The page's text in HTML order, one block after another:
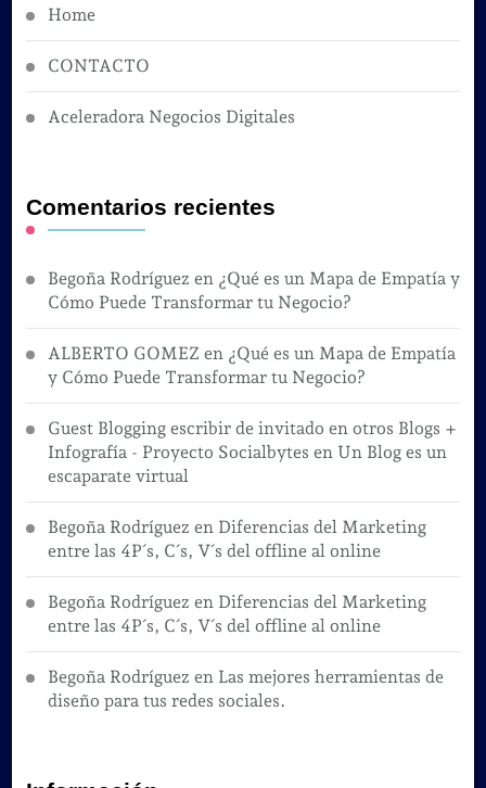
Home
CONTACTO
Aceleradora Negocios Digitales
Comentarios recientes
Begoña Rodríguez en ¿Qué es un Mapa de Empatía y
Cómo Puede Transformar tu Negocio?
ALBERTO GOMEZ en ¿Qué es un Mapa de Empatía
y Cómo Puede Transformar tu Negocio?
Guest Blogging escribir de invitado en otros Blogs +
Infografía - Proyecto Socialbytes en Un Blog es un
escaparate virtual
Begoña Rodríguez en Diferencias del Marketing
entre las 4P´s, C´s, V´s del offline al online
Begoña Rodríguez en Diferencias del Marketing
entre las 4P´s, C´s, V´s del offline al online
Begoña Rodríguez en Las mejores herramientas de
diseño para tus redes sociales.